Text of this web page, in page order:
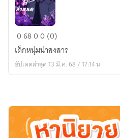
คำ
สาป
ไร้
กำหนด
06800 (0)
เด็กหนุ่มน่าสงสาร
อัปเดตล่าสุด 13 มี.ค. 68 / 17:14 น.